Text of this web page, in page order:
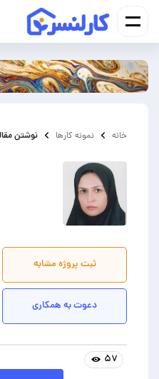
خانه نمونه کارها نوشتن
ثبت پروژه مشابه
دعوت به همکاری
۵۷